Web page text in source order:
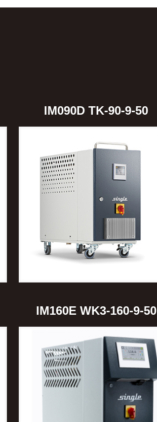
IM090D TK-90-9-50
IM160E WK3-160-9-50